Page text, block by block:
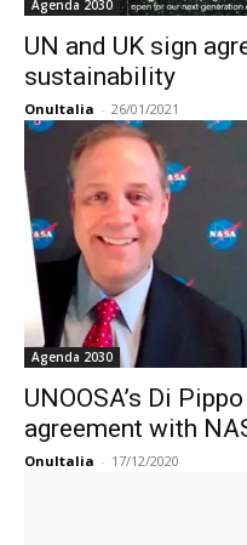
Agenda 2030
UN and UK sign
sustainability
OnuItalia - 26/01/2021
Agenda 2030
UNOOSA’s Di
agreement with
OnuItalia - 17/12/2020